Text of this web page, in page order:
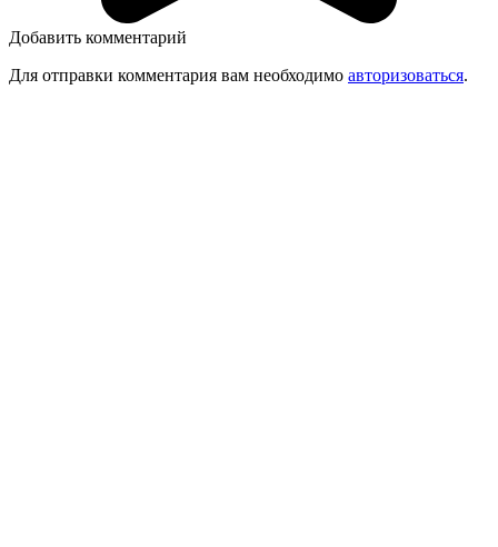
Добавить комментарий
Для отправки комментария вам необходимо авторизоваться.